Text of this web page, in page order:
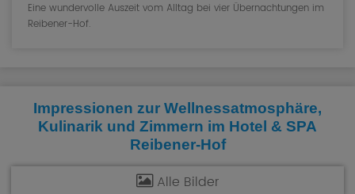
Eine wundervolle Auszeit vom Alltag bei vier Übernachtungen im
Reibener-Hof.
Impressionen zur Wellnessatmosphäre,
Kulinarik und Zimmern im Hotel & SPA
Reibener-Hof
Alle Bilder